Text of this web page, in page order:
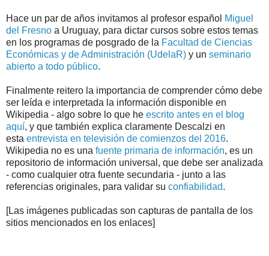
Hace un par de años invitamos al profesor español Miguel
del Fresno a Uruguay, para dictar cursos sobre estos temas
en los programas de posgrado de la Facultad de Ciencias
Económicas y de Administración (UdelaR) y un seminario
abierto a todo público.
Finalmente reitero la importancia de comprender cómo debe
ser leída e interpretada la información disponible en
Wikipedia - algo sobre lo que he escrito antes en el blog
aquí, y que también explica claramente Descalzi en
esta entrevista en televisión de comienzos del 2016.
Wikipedia no es una fuente primaria de información, es un
repositorio de información universal, que debe ser analizada
- como cualquier otra fuente secundaria - junto a las
referencias originales, para validar su confiabilidad.
[Las imágenes publicadas son capturas de pantalla de los
sitios mencionados en los enlaces]